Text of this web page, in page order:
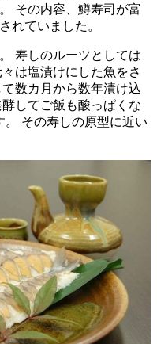
その内容、鱒寿司が富
れていました。
寿しのルーツとしては
は塩漬けにした魚をさ
数カ月から数年漬け込
してご飯も酸っぱくな
。 その寿しの原型に近い